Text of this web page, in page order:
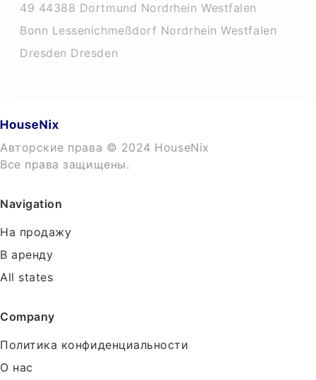
49 44388 Dortmund Nordrhein Westfalen
Bonn Lessenichmeßdorf Nordrhein Westfalen
Dresden Dresden
Авторские права © 2024 HouseNix
Все права защищены.
Navigation
На продажу
В аренду
All states
Company
Политика конфиденциальности
О нас